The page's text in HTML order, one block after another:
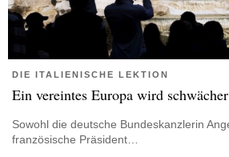
DIE ITALIENISCHE LEKTION
Ein vereintes Europa wird schwächer
Sowohl die deutsche Bundeskanzlerin
französische Präsident…